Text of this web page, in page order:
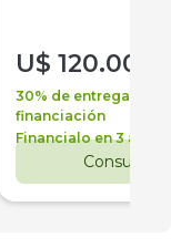
U$ 120.000
30% de entrega +
financiación
Financialo en 3 años
Consultar